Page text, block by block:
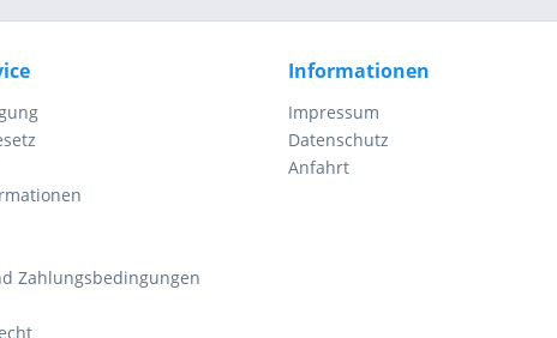
Zahlungsbedingungen
Informationen
Impressum
Datenschutz
Anfahrt